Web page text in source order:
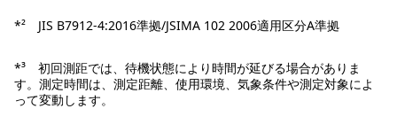
*² JIS B7912-4:2016準拠/JSIMA 102 2006適用区分A準拠
*³ 初回測距では、待機状態により時間が延びる場合がありま
す。測定時間は、測定距離、使用環境、気象条件や測定対象によ
って変動します。